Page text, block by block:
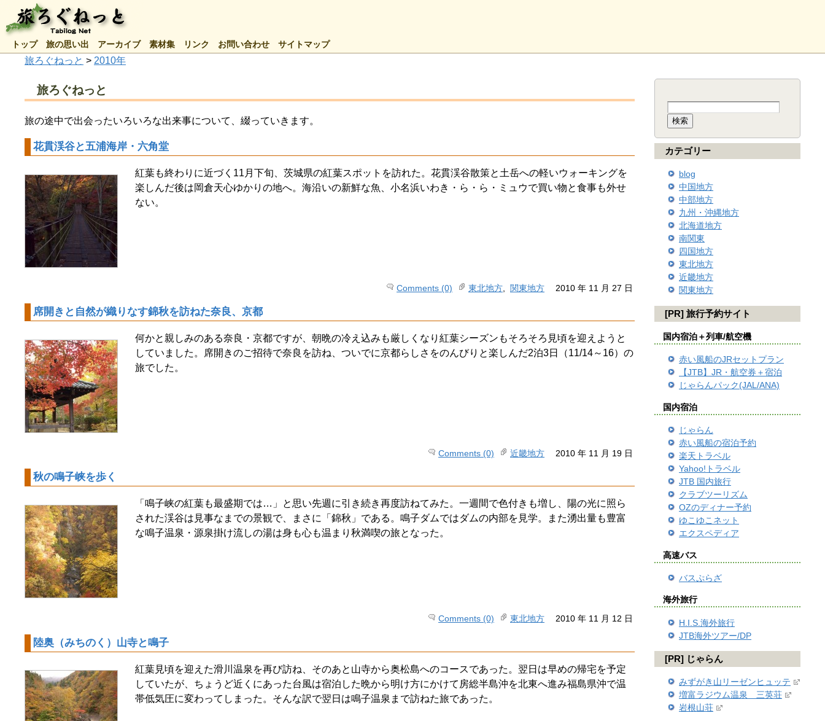
トップ 旅の思い出 アーカイブ 素材集 リンク お問い合わせ サイトマップ
旅ろぐねっと > 2010年
旅ろぐねっと
旅の途中で出会ったいろいろな出来事について、綴っていきます。
花貫渓谷と五浦海岸・六角堂
紅葉も終わりに近づく11月下旬、茨城県の紅葉スポットを訪れた。花貫渓谷散策と土岳への軽いウォーキングを
楽しんだ後は岡倉天心ゆかりの地へ。海沿いの新鮮な魚、小名浜いわき・ら・ら・ミュウで買い物と食事も外せ
ない。
Comments (0) 東北地方 関東地方 2010 年 11 月 27 日
席開きと自然が織りなす錦秋を訪ねた奈良、京都
何かと親しみのある奈良・京都ですが、朝晩の冷え込みも厳しくなり紅葉シーズンもそろそろ見頃を迎えようと
していました。席開きのご招待で奈良を訪ね、ついでに京都らしさをのんびりと楽しんだ2泊3日（11/14～16）の
旅でした。
Comments (0) 近畿地方 2010 年 11 月 19 日
秋の鳴子峡を歩く
「鳴子峡の紅葉も最盛期では…」と思い先週に引き続き再度訪ねてみた。一週間で色付きも増し、陽の光に照ら
された渓谷は見事なまでの景観で、まさに「錦秋」である。鳴子ダムではダムの内部を見学。また湧出量も豊富
な鳴子温泉・源泉掛け流しの湯は身も心も温まり秋満喫の旅となった。
Comments (0) 東北地方 2010 年 11 月 12 日
陸奥（みちのく）山寺と鳴子
紅葉見頃を迎えた滑川温泉を再び訪ね、そのあと山寺から奥松島へのコースであった。翌日は早めの帰宅を予定
していたが、ちょうど近くにあった台風は宿泊した晩から明け方にかけて房総半島沖を北東へ進み福島県沖で温
帯低気圧に変わってしまった。そんな訳で翌日は鳴子温泉まで訪ねた旅であった。
カテゴリー
blog
中国地方
中部地方
九州・沖縄地方
北海道地方
南関東
四国地方
東北地方
近畿地方
関東地方
[PR] 旅行予約サイト
国内宿泊＋列車/航空機
赤い風船のJRセットプラン
【JTB】JR・航空券＋宿泊
じゃらんパック(JAL/ANA)
国内宿泊
じゃらん
赤い風船の宿泊予約
楽天トラベル
Yahoo!トラベル
JTB 国内旅行
クラブツーリズム
OZのディナー予約
ゆこゆこネット
エクスペディア
高速バス
バスぷらざ
海外旅行
H.I.S.海外旅行
JTB海外ツアー/DP
[PR] じゃらん
みずがき山リーゼンヒュッテ
増富ラジウム温泉 三英荘
岩根山荘